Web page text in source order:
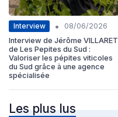
Interview •
08/06/2026
Interview de Jérôme VILLARET
de Les Pepites du Sud :
Valoriser les pépites viticoles
du Sud grâce à une agence
spécialisée
Les plus lus